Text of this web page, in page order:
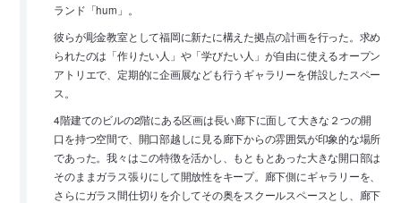
ランド「hum」。
彼らが彫金教室として福岡に新たに構えた拠点の計画を行った。求め
られたのは「作りたい人」や「学びたい人」が自由に使えるオープン
アトリエで、定期的に企画展なども行うギャラリーを併設したスペー
ス。
4階建てのビルの2階にある区画は長い廊下に面して大きな２つの開
口を持つ空間で、開口部越しに見る廊下からの雰囲気が印象的な場所
であった。我々はこの特徴を活かし、もともとあった大きな開口部は
そのままガラス張りにして開放性をキープ。廊下側にギャラリーを、
さらにガラス間仕切りを介してその奥をスクールスペースとし、廊下